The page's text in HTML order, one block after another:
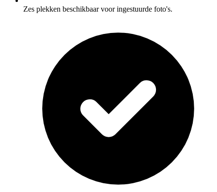
Zes plekken beschikbaar voor ingestuurde foto's.